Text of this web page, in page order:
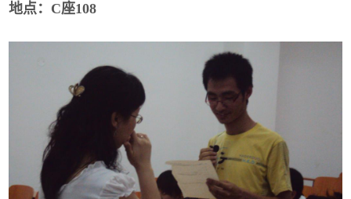
地点： C座108